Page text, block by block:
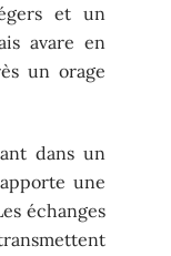
et un
avare en
un orage
dans un
une
échanges